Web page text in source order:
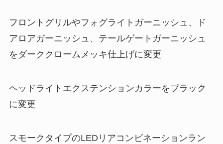
フロントグリルやフォグライトガーニッシュ、ド
アロアガーニッシュ、テールゲートガーニッシュ
をダーククロームメッキ仕上げに変更
ヘッドライトエクステンションカラーをブラック
に変更
スモークタイプのLEDリアコンビネーションラン